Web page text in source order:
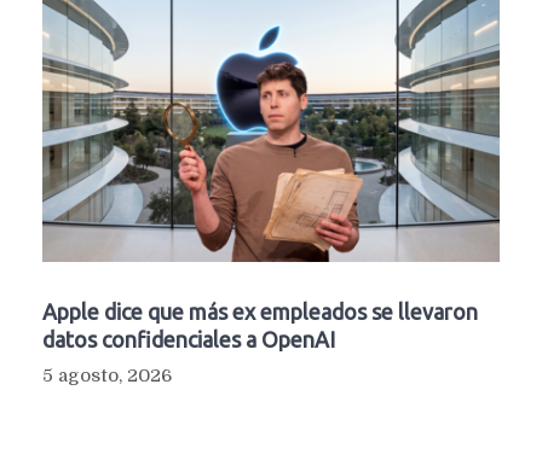
Apple dice que más ex empleados se llevaron
datos confidenciales a OpenAI
5 agosto, 2026